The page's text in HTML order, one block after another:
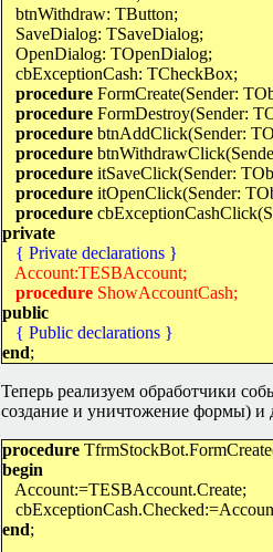
btnWithdraw: TButton;
SaveDialog: TSaveDialog;
OpenDialog: TOpenDialog;
cbExceptionCash: TCheckBox;
procedure FormCreate(Sender:
procedure FormDestroy(Sender:
procedure btnAddClick(Sender:
procedure
procedure itSaveClick(Sender:
procedure itOpenClick(Sender:
procedure
private
{ Private declarations }
Account:TESBAccount;
procedure ShowAccountCash;
public
{ Public declarations }
end;
Теперь реализуем обработчики
создание и уничтожение формы) и
procedure
begin
Account:=TESBAccount.Create;
end;